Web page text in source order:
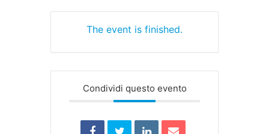
The event is finished.
Condividi questo evento